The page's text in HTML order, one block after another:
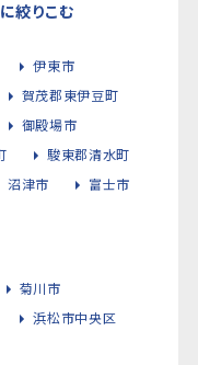
絞りこむ
伊東市
賀茂郡東伊豆町
御殿場市
駿東郡清水町
沼津市
富士市
菊川市
浜松市中央区